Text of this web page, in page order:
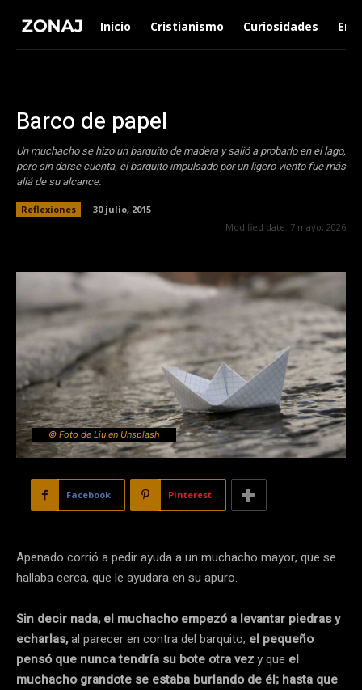
Inicio Cristianismo Curiosidades
Barco de papel
Un muchacho se hizo un barquito de madera y salió a probarlo en el lago,
pero sin darse cuenta, el barquito impulsado por un ligero viento fue más
allá de su alcance.
Reflexiones
30 julio, 2015
Modified date: 7 mayo, 2026
© Foto de Liu en Unsplash
Facebook Pinterest
Apenado corrió a pedir ayuda a un muchacho mayor, que se
hallaba cerca, que le ayudara en su apuro.
Sin decir nada, el muchacho empezó a levantar piedras y
echarlas,al parecer en contra del barquito; el pequeño
pensó que nunca tendría su bote otra vezy que el
muchacho grandote se estaba burlando de él; hasta que